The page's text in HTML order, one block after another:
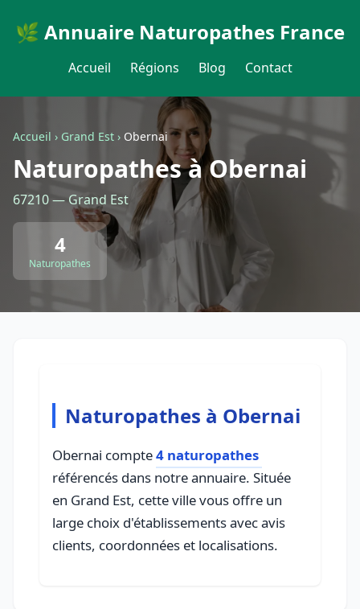
🌿 Annuaire Naturopathes France
Accueil Régions Blog Contact
Accueil › Grand Est › Obernai
Naturopathes à Obernai
67210 — Grand Est
4
Naturopathes
Naturopathes à Obernai
Obernai compte4 naturopathes
référencés dans notre annuaire. Située
en Grand Est, cette ville vous offre un
large choix d'établissements avec avis
clients, coordonnées et localisations.